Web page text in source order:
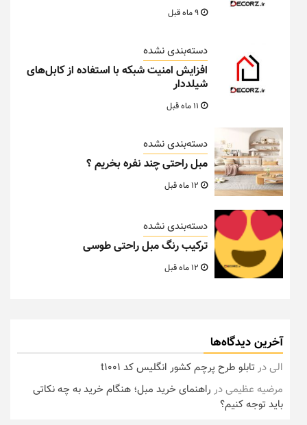
دسته‌بندی نشده
افزایش امنیت شبکه با استفاده از کابل‌های
شیلددار
دسته‌بندی نشده
مبل راحتی چند نفره بخریم ؟
دسته‌بندی نشده
ترکیب رنگ مبل راحتی طوسی
آخرین دیدگاه‌ها
الیدرتابلو طرح پرچم کشور انگلیس کد t1001
مرضیه عظیمیدر راهنمای خرید مبل؛ هنگام خرید به چه نکاتی
باید توجه کنیم؟